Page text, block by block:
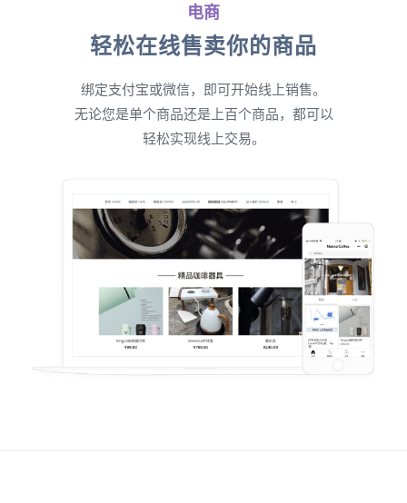
电商
轻松在线售卖你的商品
绑定支付宝或微信，即可开始线上销售。
无论您是单个商品还是上百个商品，都可以
轻松实现线上交易。